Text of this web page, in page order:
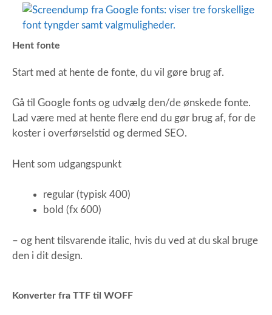
Hent fonte
Start med at hente de fonte, du vil gøre brug af.
Gå til Google fonts og udvælg den/de ønskede fonte.
Lad være med at hente flere end du gør brug af, for de
koster i overførselstid og dermed SEO.
Hent som udgangspunkt
regular (typisk 400)
bold (fx 600)
– og hent tilsvarende italic, hvis du ved at du skal bruge
den i dit design.
Konverter fra TTF til WOFF